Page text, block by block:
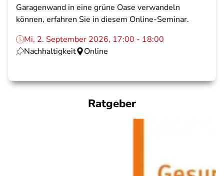
Garagenwand in eine grüne Oase verwandeln
können, erfahren Sie in diesem Online-Seminar.
Mi, 2. September 2026, 17:00 - 18:00
Nachhaltigkeit
Online
Ratgeber